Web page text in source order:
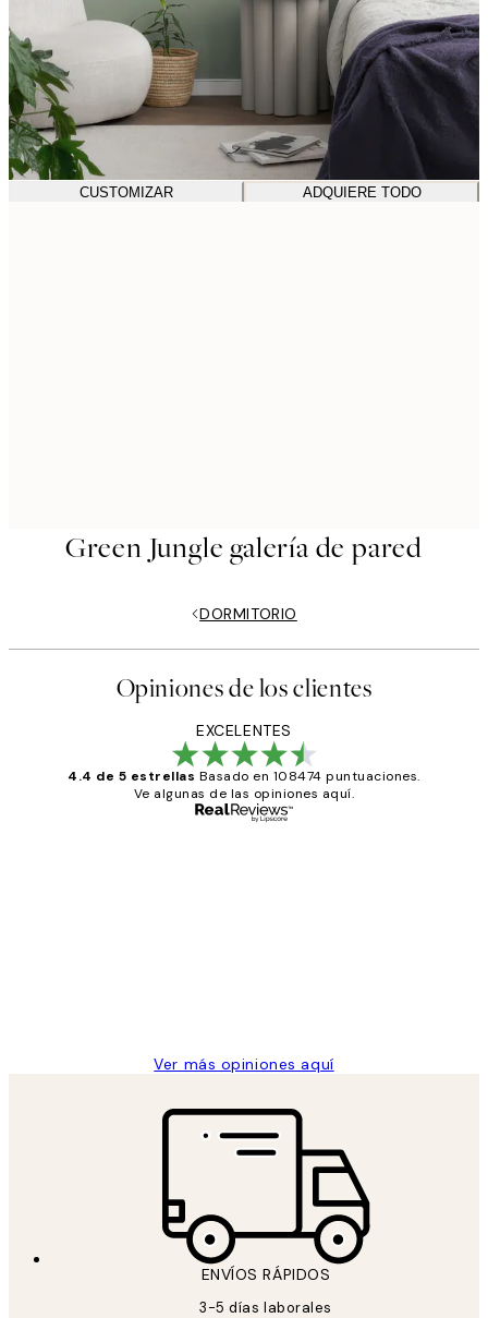
CUSTOMIZAR ADQUIERE TODO
Green Jungle galería de pared
DORMITORIO
Opiniones de los clientes
EXCELENTES
4.4 de 5 estrellas Basado en 108474 puntuaciones.
Ve algunas de las opiniones aquí.
Ver más opiniones aquí
ENVÍOS RÁPIDOS
3-5 días laborales